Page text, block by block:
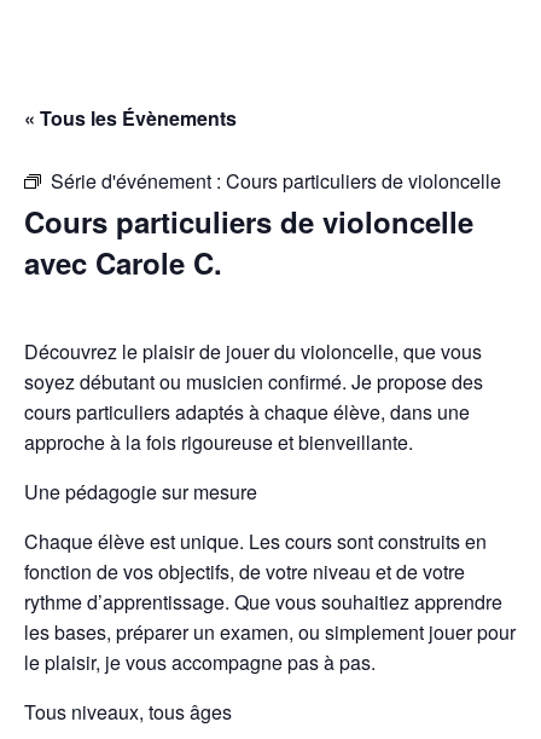
« Tous les Évènements
Série d'événement : Cours particuliers de violoncelle
Cours particuliers de violoncelle
avec Carole C.
Découvrez le plaisir de jouer du violoncelle, que vous
soyez débutant ou musicien confirmé. Je propose des
cours particuliers adaptés à chaque élève, dans une
approche à la fois rigoureuse et bienveillante.
Une pédagogie sur mesure
Chaque élève est unique. Les cours sont construits en
fonction de vos objectifs, de votre niveau et de votre
rythme d’apprentissage. Que vous souhaitiez apprendre
les bases, préparer un examen, ou simplement jouer pour
le plaisir, je vous accompagne pas à pas.
Tous niveaux, tous âges